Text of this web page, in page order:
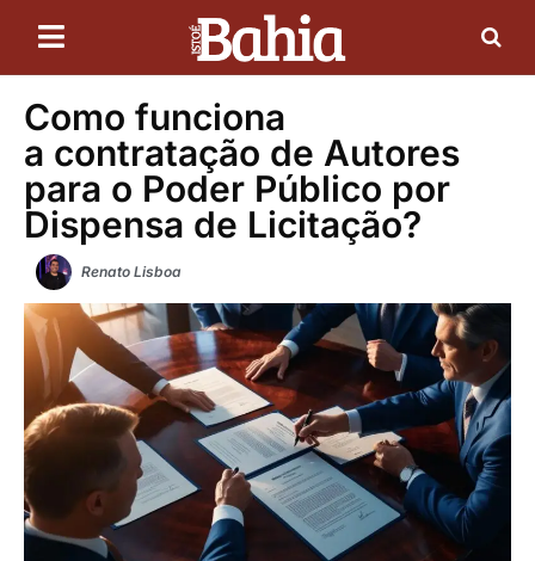
Como funciona
a contratação de Autores
para o Poder Público por
Dispensa de Licitação?
Renato Lisboa